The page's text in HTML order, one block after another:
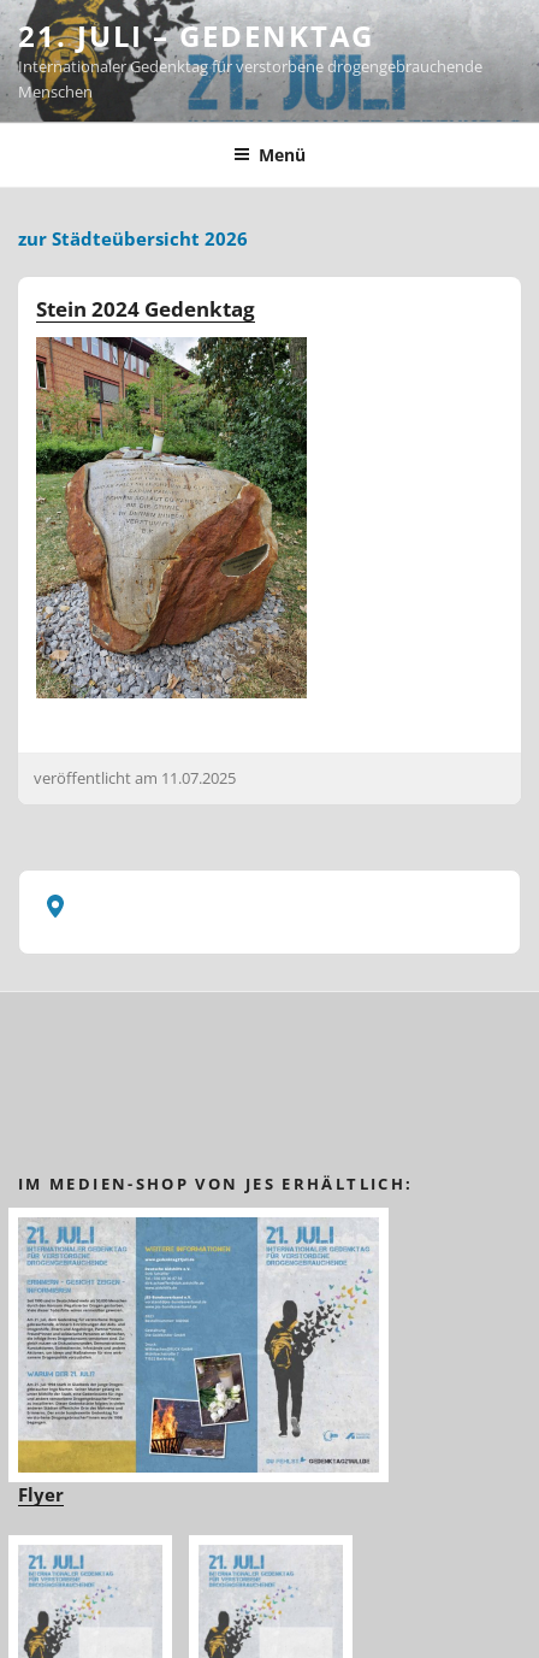
Zum
Inhalt
springen
21. JULI – GEDENKTAG
Internationaler Gedenktag für verstorbene drogengebrauchende
Menschen
Menü
zur Städteübersicht 2026
Stein 2024 Gedenktag
veröffentlicht am 11.07.2025
IM MEDIEN-SHOP VON JES ERHÄLTLICH:
Flyer